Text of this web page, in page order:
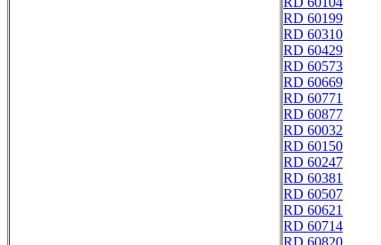
RD 60199
RD 60310
RD 60429
RD 60573
RD 60669
RD 60771
RD 60877
RD 60032
RD 60150
RD 60247
RD 60381
RD 60507
RD 60621
RD 60714
RD 60820